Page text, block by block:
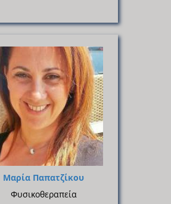
Μαρία Παπατζίκου
Φυσικοθεραπεία